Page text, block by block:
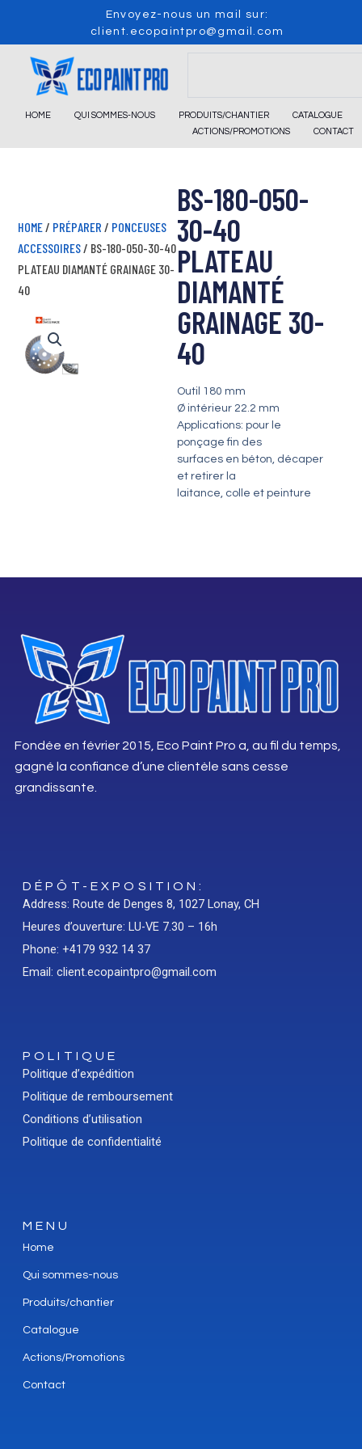
content
Envoyez-nous un mail sur:
client.ecopaintpro@gmail.com
HOME QUI SOMMES-NOUS PRODUITS/CHANTIER
CATALOGUE
ACTIONS/PROMOTIONS
CONTACT
BS-180-050-
30-40
PLATEAU
DIAMANTÉ
GRAINAGE 30-
40
Outil 180 mm
Ø intérieur 22.2 mm
Applications: pour le
ponçage fin des
surfaces en béton, décaper
et retirer la
laitance, colle et peinture
HOME / PRÉPARER / PONCEUSES
ACCESSOIRES / BS-180-050-30-40
PLATEAU DIAMANTÉ GRAINAGE 30-
40
Fondée en février 2015, Eco Paint Pro a, au fil du temps,
gagné la confiance d’une clientèle sans cesse
grandissante.
DÉPÔT-EXPOSITION:
Address: Route de Denges 8, 1027 Lonay, CH
Heures d’ouverture: LU-VE 7.30 – 16h
Phone: +4179 932 14 37
Email: client.ecopaintpro@gmail.com
POLITIQUE
Politique d’expédition
Politique de remboursement
Conditions d’utilisation
Politique de confidentialité
MENU
Home
Qui sommes-nous
Produits/chantier
Catalogue
Actions/Promotions
Contact